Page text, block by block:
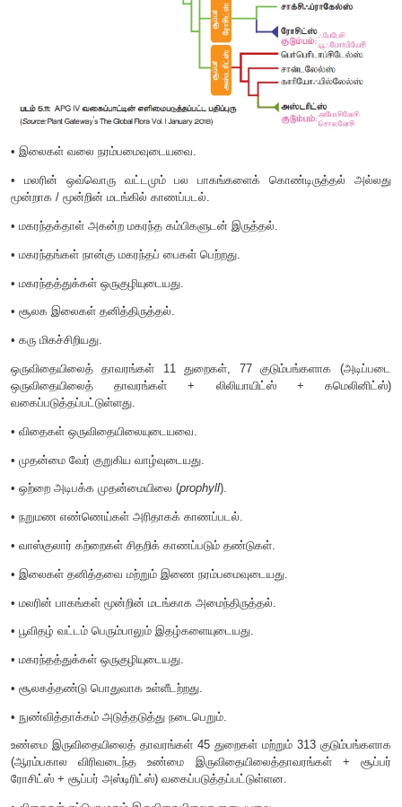
• விதைகள் பொதுவாக இருவிதையிலையுடையவை.
ethereal oils ) இருத்தல்.
• மலரின் ஒவ்வொரு வட்டமும் பல பாகங்களைக்
• மகரந்தக்தாள் அகன்ற மகரந்த கம்பிகளுடன் இருத்தல்.
• மகரந்தங்கள் நான்கு மகரந்தப் பைகள் பெற்றது.
• மகரந்தத்துக்கள் ஒருகுழியுடையது.
• சூலக இலைகள் தனித்திருத்தல்.